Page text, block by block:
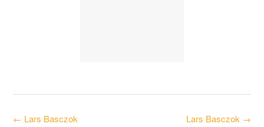
Post Lars Basczok →
← Lars Basczok